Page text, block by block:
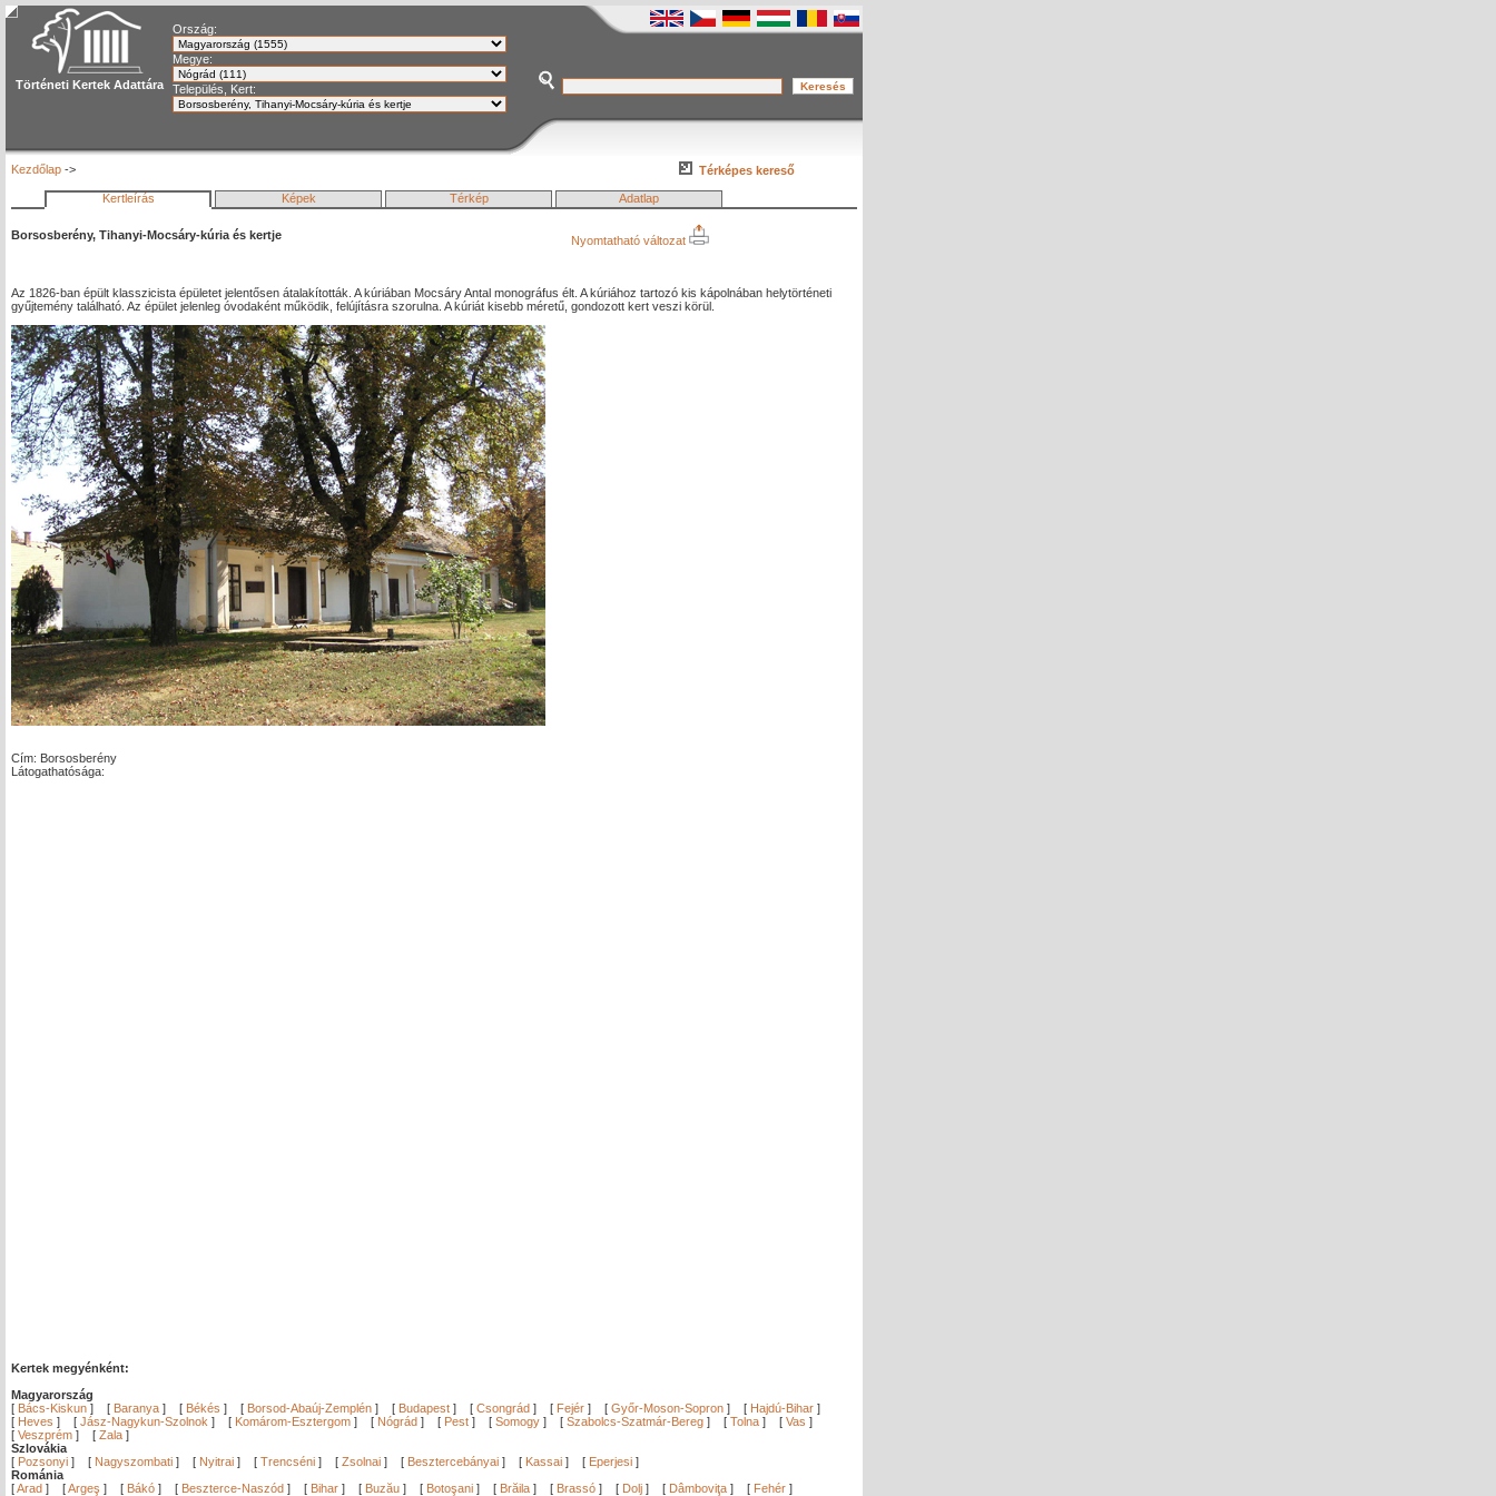
Történeti Kertek Adattára
Ország:
Megye:
Település, Kert:
Kezdőlap -> Térképes kereső
Kertleírás Képek Térkép Adatlap
Borsosberény, Tihanyi-Mocsáry-kúria és kertje Nyomtatható változat
Az 1826-ban épült klasszicista épületet jelentősen átalakították. A kúriában Mocsáry Antal monográfus élt. A kúriához tartozó kis kápolnában helytörténeti
gyűjtemény található. Az épület jelenleg óvodaként működik, felújításra szorulna. A kúriát kisebb méretű, gondozott kert veszi körül.
Cím: Borsosberény
Látogathatósága:
Kertek megyénként:
Magyarország
[ Bács-Kiskun ] [ Baranya ] [ Békés ] [ Borsod-Abaúj-Zemplén ] [ Budapest ] [ Csongrád ] [ Fejér ] [ Győr-Moson-Sopron ] [ Hajdú-Bihar ]
[ Heves ] [ Jász-Nagykun-Szolnok ] [ Komárom-Esztergom ] [ Nógrád ] [ Pest ] [ Somogy ] [ Szabolcs-Szatmár-Bereg ] [ Tolna ] [ Vas ]
[ Veszprém ] [ Zala ]
Szlovákia
[ Pozsonyi ] [ Nagyszombati ] [ Nyitrai ] [ Trencséni ] [ Zsolnai ] [ Besztercebányai ] [ Kassai ] [ Eperjesi ]
Románia
[Arad ] [Argeş ] [ Bákó ] [ Beszterce-Naszód ] [ Bihar ] [ Buzău ] [ Botoşani ] [ Brăila ] [ Brassó ] [ Dolj ] [ Dâmboviţa ] [ Fehér ]